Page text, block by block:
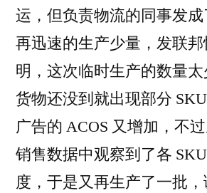
运，但负责物流的同事发
再迅速的生产少量，发联
明，这次临时生产的数量
货物还没到就出现部分
广告的 ACOS 又增加，不
销售数据中观察到了各
度，于是又再生产了一批